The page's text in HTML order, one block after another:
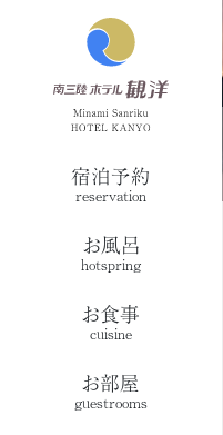
宿泊予約
reservation
お風呂
hotspring
お食事
cuisine
お部屋
guestrooms